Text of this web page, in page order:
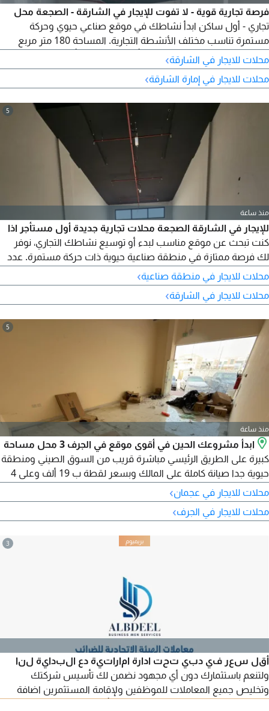
فرصة تجارية قوية - لا تفوت للإيجار في الشارقة - الصجعة محل
تجاري - أول ساكن ابدأ نشاطك في موقع صناعي حيوي وحركة
مستمرة تناسب مختلف الأنشطة التجارية. المساحة 180 متر مربع
للصرف) محل جديد بالكامل مساحة واسعة وعملية موقع مناسب
للأنشطة التجارية والصناعية سارع بالحجز الآن قبل اكتمال الشواغر -
محلات للايجار في الشارقة›
محلات للايجار في إمارة الشارقة›
5
منذ ساعة
للإيجار في الشارقة الصجعة محلات تجارية جديدة أول مستأجر اذا
كنت تبحث عن موقع مناسب لبدء أو توسيع نشاطك التجاري، نوفر
لك فرصة ممتازة في منطقة صناعية حيوية ذات حركة مستمرة. عدد
ميسرة التأمين 5% شيك تأمين غير قابل للصرف) تشطيب جديد
بالكامل موقع عملي وسهل الوصول مناسبة لمختلف الأنشطة
محلات للايجار في منطقة صناعية›
محلات للايجار في الشارقة›
5
منذ ساعة
ابدأ مشروعك الحين في أقوى موقع في الجرف 3 محل مساحة
كبيرة على الطريق الرئيسي مباشرة قريب من السوق الصيني ومنطقة
حيوية جدا صيانة كاملة على المالك وبسعر لقطة ب 19 ألف وعلى 4
دفعات بس
محلات للايجار في عجمان›
محلات للايجار في الجرف›
3
أقل سعر في دبي تحت ادارة اماراتية دع البداية لنا
ولتنعم باستثمارك دون أي مجهود نضمن لك تأسيس شركتك
وتخليص جميع المعاملات للموظفين ولإقامة المستثمرين اضافة